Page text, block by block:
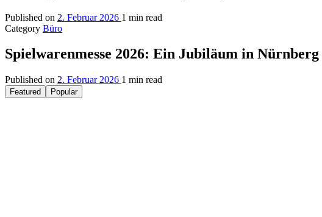
Published on 2. Februar 2026 1 min read
Category Büro
Spielwarenmesse 2026: Ein Jubiläum in Nürnberg
Published on 2. Februar 2026 1 min read
Featured Popular